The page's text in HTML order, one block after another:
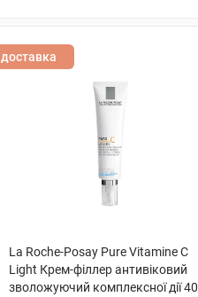
доставка
La Roche-Posay Pure Vitamine C
Light Крем-філлер антивіковий
зволожуючий комплексної дії 40